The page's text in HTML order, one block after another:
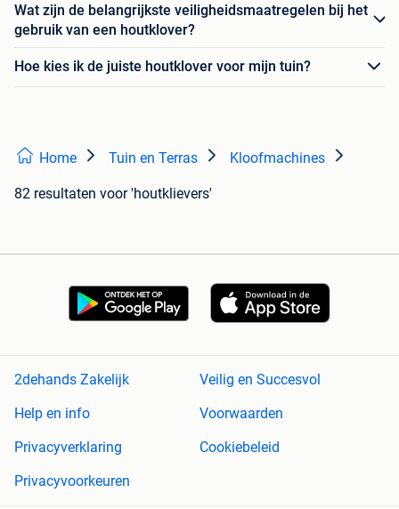
Wat zijn de belangrijkste veiligheidsmaatregelen bij het
gebruik van een houtklover?
Hoe kies ik de juiste houtklover voor mijn tuin?
Home Tuin en Terras Kloofmachines
82 resultaten voor 'houtklievers'
2dehands Zakelijk
Veilig en Succesvol
Help en info
Voorwaarden
Privacyverklaring
Cookiebeleid
Privacyvoorkeuren